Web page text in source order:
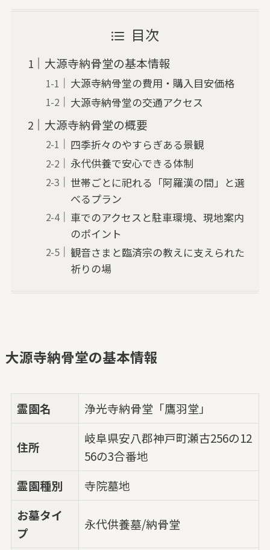
目次
大源寺納骨堂の基本情報
大源寺納骨堂の費用・購入目安価格
大源寺納骨堂の交通アクセス
大源寺納骨堂の概要
四季折々のやすらぎある景観
永代供養で安心できる体制
世帯ごとに祀れる「阿羅漢の間」と選
べるプラン
車でのアクセスと駐車環境、現地案内
のポイント
観音さまと臨済宗の教えに支えられた
祈りの場
大源寺納骨堂の基本情報
霊園名 浄光寺納骨堂「鷹羽堂」
住所
岐阜県安八郡神戸町瀬古256の12
56の3合番地
霊園種別
寺院墓地
お墓タイ
プ
永代供養墓/納骨堂